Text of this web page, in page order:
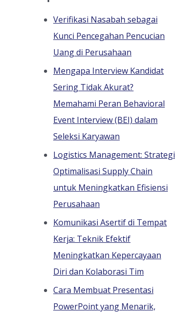
Verifikasi Nasabah sebagai
Kunci Pencegahan Pencucian
Uang di Perusahaan
Mengapa Interview Kandidat
Sering Tidak Akurat?
Memahami Peran Behavioral
Event Interview (BEI) dalam
Seleksi Karyawan
Logistics Management: Strategi
Optimalisasi Supply Chain
untuk Meningkatkan Efisiensi
Perusahaan
Komunikasi Asertif di Tempat
Kerja: Teknik Efektif
Meningkatkan Kepercayaan
Diri dan Kolaborasi Tim
Cara Membuat Presentasi
PowerPoint yang Menarik,